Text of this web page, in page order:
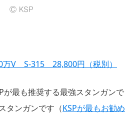
V S-315 28,800円（税別）
が最も推奨する最強スタンガンで
タンガンです（KSPが最もお勧め